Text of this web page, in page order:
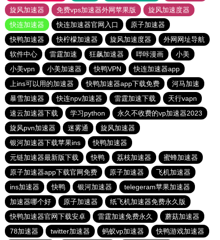
旋风加速器
免费vps加速器外网苹果版
旋风加速度器
快连加速器
快连加速器官网入口
原子加速器
快鸭加速器
快柠檬加速器 旋风加速度器
外网网址导航
软件中心
雷霆加速 狂飙加速器 哔咔漫画
小美
小美vpn
小美加速器 快鸭VPN
快连加速器app
上ins可以用的加速器
快鸭加速器app下载免费
河马加速
暴雪加速器
快连npv加速器 雷霆加速下载
天行vapn
速云加速器下载
学习python
永久不收费的vp加速器2023
旋风pvn加速器
迷雾通
旋风加速器
银河加速器下载苹果ins
快鸭加速器
元链加速器最新版下载
快鸭 荔枝加速器
蜜蜂加速器
原子加速器app下载官网免费
原子加速器
飞机加速器
ins加速器
快鸭 银河加速器
telegeram苹果加速器
加速器哪个好
原子加速器
纸飞机加速器免费永久版
快鸭加速器官网下载安卓
雷霆加速免费永久
蘑菇加速器
78加速器
twitter加速器 蚂蚁vp加速器 快鸭游戏加速器